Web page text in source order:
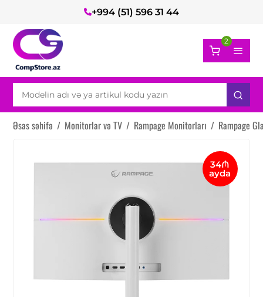
+994 (51) 596 31 44
2
Əsas səhifə / Monitorlar və TV / Rampage Monitorları / Rampage
34₼
ayda